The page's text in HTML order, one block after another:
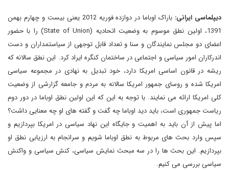
دیپلماسی ایرانی:
باراک اوباما در دوازده فوریه 2012 یعنی بیست و چهارم بهمن
1391، اولین نطق موسوم به وضعیت اتحادیه
(State of Union)را با حضور
اعضای دو مجلس نمایندگان و سنا و تعداد قابل توجهی از سیاستمداران و دست
اندرکاران امور سیاسی و اجتماعی در ساختمان کنگره ایراد کرد. این نطق سالانه که
ریشه در قانون اساسی امریکا دارد، خود تبدیل به نهادی در مجموعه سیاسی
امریکا شده و روسای جمهور امریکا سالانه به مردم و جامعه گزارشی از وضعیت
کلی امریکا ارائه می نمایند. با توجه به این که این اولین نطق اوباما در دور دوم
ریاست جمهوری است، باید دید اوباما چه گفت و گفته های او چه معنایی داشت؟
اما پیش از آن باید به اهمیت و جایگاه این نهاد سیاسی در امریکا بپردازیم و
سپس وارد بحث های مربوط به نطق اوباما شویم و سرانجام به ارزیابی نطق او
بپردازیم. این بحث ها را در سه مبحث نمایش سیاسی، کنش سیاسی و واکنش
سیاسی بررسی می کنیم.